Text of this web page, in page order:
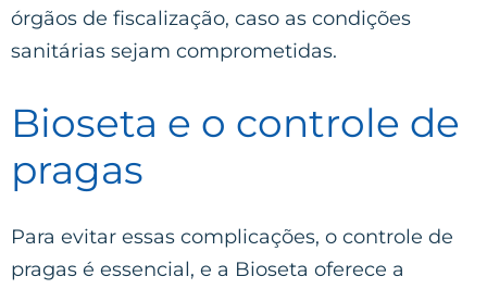
órgãos de fiscalização, caso as condições
sanitárias sejam comprometidas.
Bioseta e o controle de
pragas
Para evitar essas complicações, o controle de
pragas é essencial, e a Bioseta oferece a